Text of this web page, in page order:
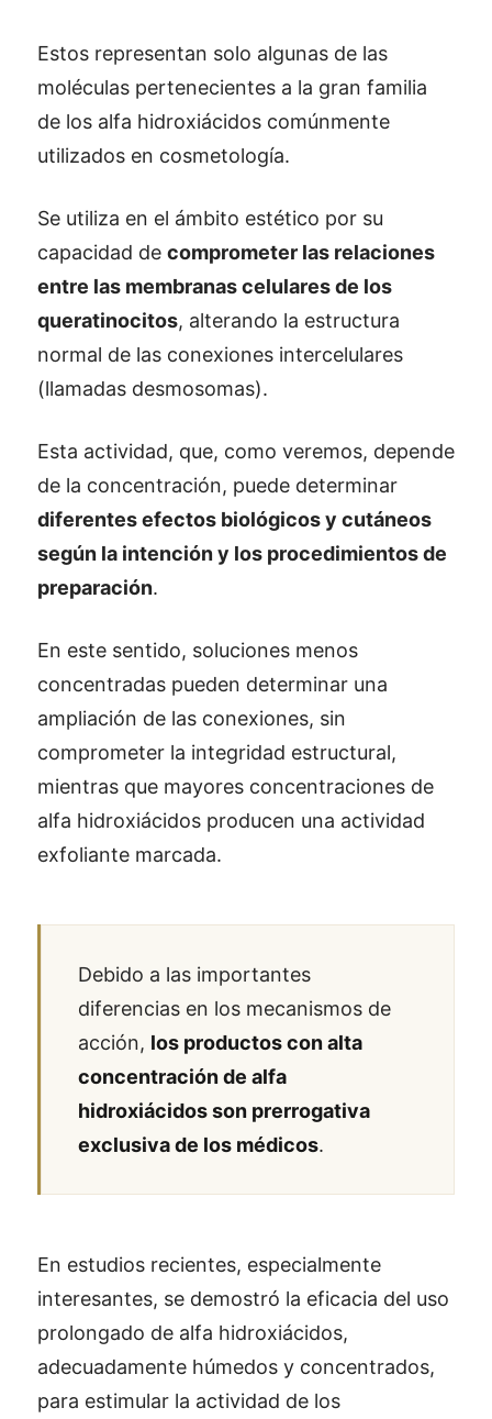
Estos representan solo algunas de las
moléculas pertenecientes a la gran familia
de los alfa hidroxiácidos comúnmente
utilizados en cosmetología.
Se utiliza en el ámbito estético por su
capacidad de comprometer las relaciones
entre las membranas celulares de los
queratinocitos, alterando la estructura
normal de las conexiones intercelulares
(llamadas desmosomas).
Esta actividad, que, como veremos, depende
de la concentración, puede determinar
diferentes efectos biológicos y cutáneos
según la intención y los procedimientos de
preparación.
En este sentido, soluciones menos
concentradas pueden determinar una
ampliación de las conexiones, sin
comprometer la integridad estructural,
mientras que mayores concentraciones de
alfa hidroxiácidos producen una actividad
exfoliante marcada.
Debido a las importantes
diferencias en los mecanismos de
acción, los productos con alta
concentración de alfa
hidroxiácidos son prerrogativa
exclusiva de los médicos.
En estudios recientes, especialmente
interesantes, se demostró la eficacia del uso
prolongado de alfa hidroxiácidos,
adecuadamente húmedos y concentrados,
para estimular la actividad de los